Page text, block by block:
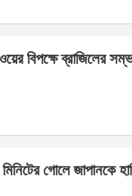
s
p
e
বিপক্ষে ব্রাজিলের
গোলে জাপানকে